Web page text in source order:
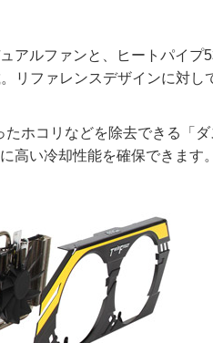
アルファンと、ヒートパイプ
リファレンスデザインに対し
ホコリなどを除去できる「
高い冷却性能を確保できます